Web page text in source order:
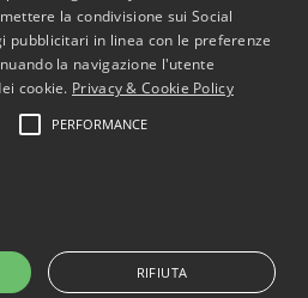
novità e profili
– P.IVA 10628260019
la condivisione sui Social
pubblicitari in linea con le preferenze
la navigazione l'utente
cookie. Privacy & Cookie Policy
PERFORMANCE
RIFIUTA